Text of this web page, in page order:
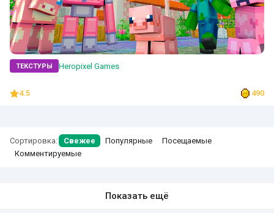
ТЕКСТУРЫ Heropixel Games
4.5 490
Сортировка: Свежее Популярные
Посещаемые
Комментируемые
Показать ещё